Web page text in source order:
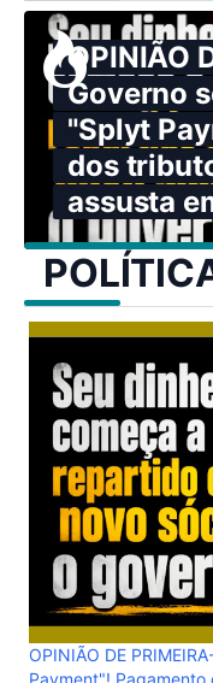
OPINIÃO
Governo
"Splyt
dos
assusta